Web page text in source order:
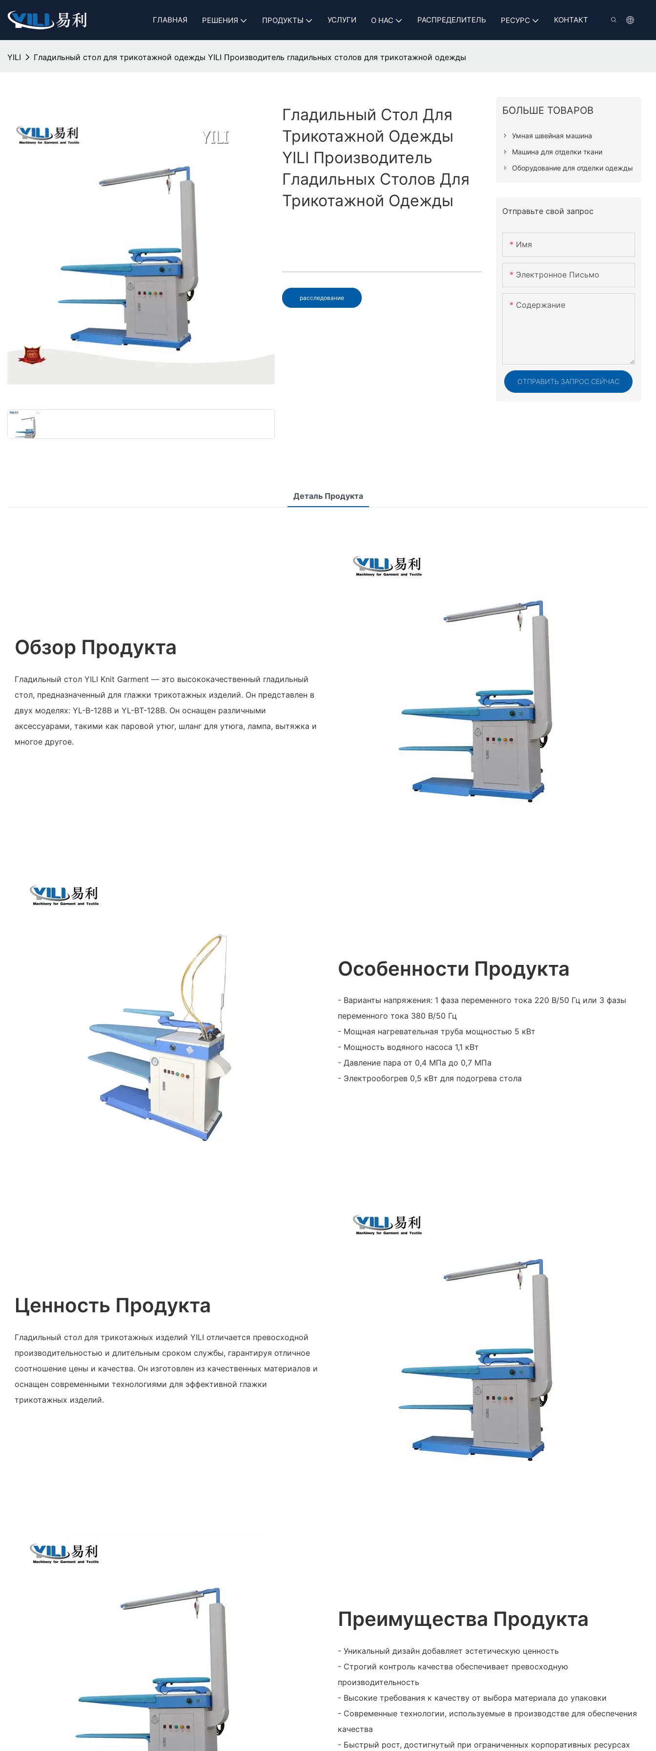
ГЛАВНАЯ РЕШЕНИЯ ПРОДУКТЫ УСЛУГИ О НАС РАСПРЕДЕЛИТЕЛЬ РЕСУРС КОНТАКТ
YILI Гладильный стол для трикотажной одежды YILI Производитель гладильных столов для трикотажной одежды
Гладильный Стол Для
Трикотажной Одежды
YILI Производитель
Гладильных Столов Для
Трикотажной Одежды
расследование
БОЛЬШЕ ТОВАРОВ
Умная швейная машина
Машина для отделки ткани
Оборудование для отделки одежды
Отправьте свой запрос
Имя
Электронное Письмо
Содержание
ОТПРАВИТЬ ЗАПРОС СЕЙЧАС
Деталь Продукта
Обзор Продукта
Гладильный стол YILI Knit Garment — это высококачественный гладильный
стол, предназначенный для глажки трикотажных изделий. Он представлен в
двух моделях: YL-B-128B и YL-BT-128B. Он оснащен различными
аксессуарами, такими как паровой утюг, шланг для утюга, лампа, вытяжка и
многое другое.
Особенности Продукта
- Варианты напряжения: 1 фаза переменного тока 220 В/50 Гц или 3 фазы
переменного тока 380 В/50 Гц
- Мощная нагревательная труба мощностью 5 кВт
- Мощность водяного насоса 1,1 кВт
- Давление пара от 0,4 МПа до 0,7 МПа
- Электрообогрев 0,5 кВт для подогрева стола
Ценность Продукта
Гладильный стол для трикотажных изделий YILI отличается превосходной
производительностью и длительным сроком службы, гарантируя отличное
соотношение цены и качества. Он изготовлен из качественных материалов и
оснащен современными технологиями для эффективной глажки
трикотажных изделий.
Преимущества Продукта
- Уникальный дизайн добавляет эстетическую ценность
- Строгий контроль качества обеспечивает превосходную
производительность
- Высокие требования к качеству от выбора материала до упаковки
- Современные технологии, используемые в производстве для обеспечения
качества
- Быстрый рост, достигнутый при ограниченных корпоративных ресурсах